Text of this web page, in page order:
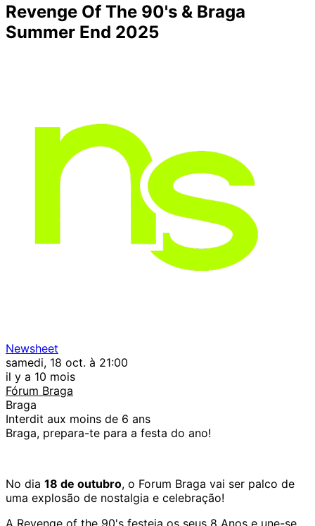
Revenge Of The 90's & Braga
Summer End 2025
Newsheet
samedi, 18 oct. à 21:00
il y a 10 mois
Fórum Braga
Braga
Interdit aux moins de 6 ans
Braga, prepara-te para a festa do ano!
No dia 18 de outubro, o Forum Braga vai ser palco de
uma explosão de nostalgia e celebração!
A Revenge of the 90's festeja os seus 8 Anos e une-se